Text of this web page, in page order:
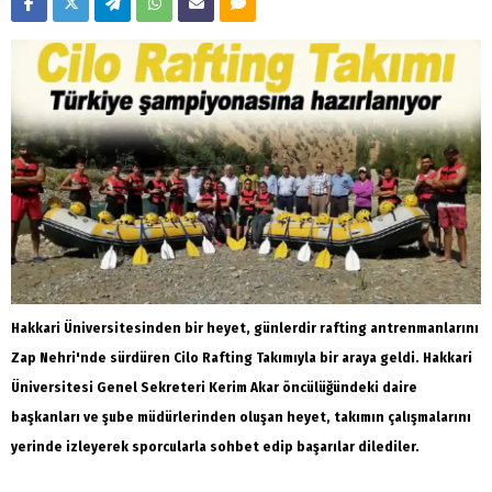
Hakkari Üniversitesinden bir heyet, günlerdir rafting antrenmanlarını
Zap Nehri'nde sürdüren Cilo Rafting Takımıyla bir araya geldi. Hakkari
Üniversitesi Genel Sekreteri Kerim Akar öncülüğündeki daire
başkanları ve şube müdürlerinden oluşan heyet, takımın çalışmalarını
yerinde izleyerek sporcularla sohbet edip başarılar dilediler.